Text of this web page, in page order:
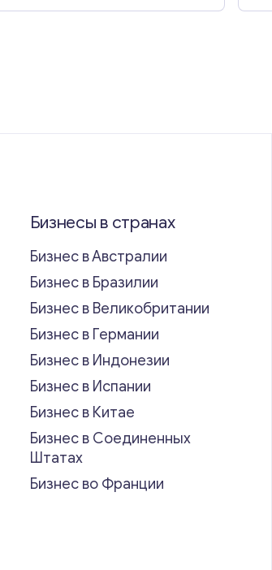
Бизнесы в странах
Бизнес в Австралии
Бизнес в Бразилии
Бизнес в Великобритании
Бизнес в Германии
Бизнес в Индонезии
Бизнес в Испании
Бизнес в Китае
Бизнес в Соединенных
Штатах
Бизнес во Франции